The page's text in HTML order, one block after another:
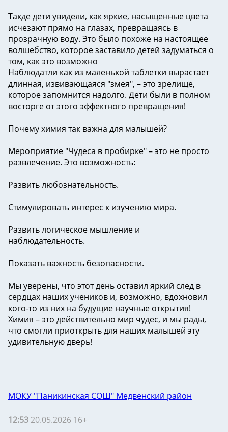
Такде дети увидели, как яркие, насыщенные цвета
исчезают прямо на глазах, превращаясь в
прозрачную воду. Это было похоже на настоящее
волшебство, которое заставило детей задуматься о
том, как это возможно
Наблюдатли как из маленькой таблетки вырастает
длинная, извивающаяся "змея", – это зрелище,
которое запомнится надолго. Дети были в полном
восторге от этого эффектного превращения!
Почему химия так важна для малышей?
Мероприятие "Чудеса в пробирке" – это не просто
развлечение. Это возможность:
Развить любознательность.
Стимулировать интерес к изучению мира.
Развить логическое мышление и
наблюдательность.
Показать важность безопасности.
Мы уверены, что этот день оставил яркий след в
сердцах наших учеников и, возможно, вдохновил
кого-то из них на будущие научные открытия!
Химия – это действительно мир чудес, и мы рады,
что смогли приоткрыть для наших малышей эту
удивительную дверь!
МОКУ "Паникинская СОШ" Медвенский район
12:53 20.05.2026 16+